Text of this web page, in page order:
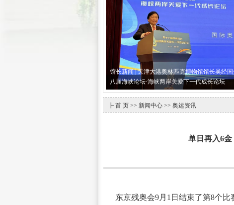
馆长新闻 | 天津大港奥林匹克博物馆馆长吴经
八届海峡论坛·海峡两岸关爱下一代成长论坛
┣ 首 页 >> 新闻中心 >> 奥运资讯
单日再入6
东京残奥会9月1日结束了第8个